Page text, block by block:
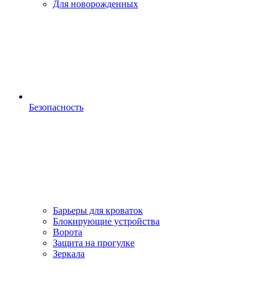
Для новорожденных
Безопасность
Барьеры для кроваток
Блокирующие устройства
Ворота
Защита на прогулке
Зеркала